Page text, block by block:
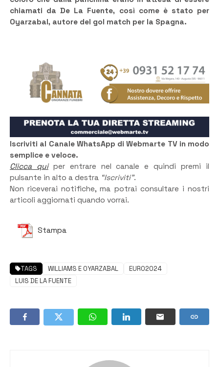
chiamati da De La Fuente, così come è stato per
Oyarzabal, autore del gol match per la Spagna.
Iscriviti al Canale WhatsApp di Webmarte TV in modo
semplice e veloce.
Clicca quiper entrare nel canale e quindi premi il
pulsante in alto a destra “Iscriviti”.
Non riceverai notifiche, ma potrai consultare i nostri
articoli aggiornati quando vorrai.
Stampa
TAGS WILLIAMS E OYARZABAL
EURO2024
LUIS DE LA FUENTE